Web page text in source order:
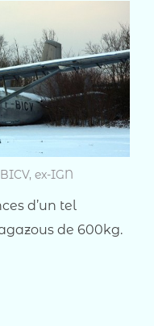
ex-IGN
d’un tel
de 600kg.